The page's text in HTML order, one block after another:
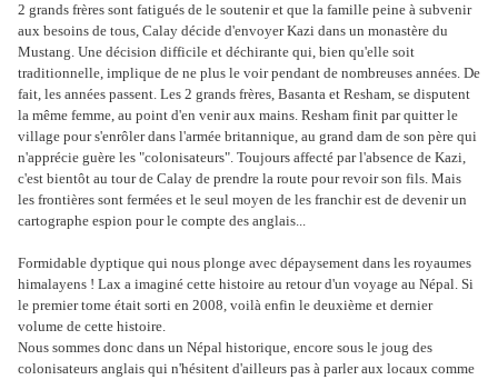
2 grands frères sont fatigués de le soutenir et que la famille peine à subvenir
aux besoins de tous, Calay décide d'envoyer Kazi dans un monastère du
Mustang. Une décision difficile et déchirante qui, bien qu'elle soit
traditionnelle, implique de ne plus le voir pendant de nombreuses années. De
fait, les années passent. Les 2 grands frères, Basanta et Resham, se disputent
la même femme, au point d'en venir aux mains. Resham finit par quitter le
village pour s'enrôler dans l'armée britannique, au grand dam de son père qui
n'apprécie guère les "colonisateurs". Toujours affecté par l'absence de Kazi,
c'est bientôt au tour de Calay de prendre la route pour revoir son fils. Mais
les frontières sont fermées et le seul moyen de les franchir est de devenir un
cartographe espion pour le compte des anglais...
Formidable dyptique qui nous plonge avec dépaysement dans les royaumes
himalayens ! Lax a imaginé cette histoire au retour d'un voyage au Népal. Si
le premier tome était sorti en 2008, voilà enfin le deuxième et dernier
volume de cette histoire.
Nous sommes donc dans un Népal historique, encore sous le joug des
colonisateurs anglais qui n'hésitent d'ailleurs pas à parler aux locaux comme